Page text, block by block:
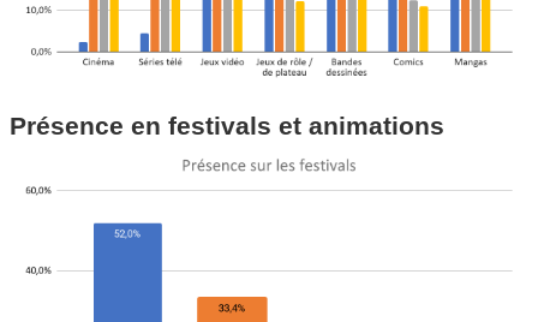
Présence en festivals et animations